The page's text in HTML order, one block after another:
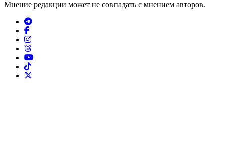
Мнение редакции может не совпадать с мнением авторов.